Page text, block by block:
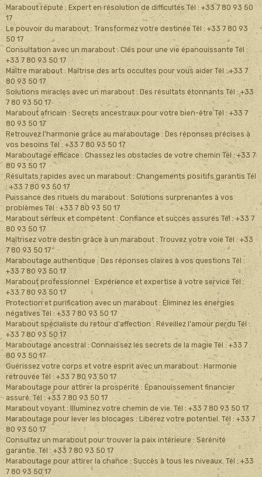
Marabout réputé : Expert en résolution de difficultés Tél : +33 7 80 93 50
17
Le pouvoir du marabout : Transformez votre destinée Tél : +33 7 80 93
50 17
Consultation avec un marabout : Clés pour une vie épanouissante Tél :
+33 7 80 93 50 17
Maître marabout : Maîtrise des arts occultes pour vous aider Tél : +33 7
80 93 50 17
Solutions miracles avec un marabout : Des résultats étonnants Tél : +33
7 80 93 50 17
Marabout africain : Secrets ancestraux pour votre bien-être Tél : +33 7
80 93 50 17
Retrouvez l'harmonie grâce au maraboutage : Des réponses précises à
vos besoins Tél : +33 7 80 93 50 17
Maraboutage efficace : Chassez les obstacles de votre chemin Tél : +33 7
80 93 50 17
Résultats rapides avec un marabout : Changements positifs garantis Tél
: +33 7 80 93 50 17
Puissance des rituels du marabout : Solutions surprenantes à vos
problèmes Tél : +33 7 80 93 50 17
Marabout sérieux et compétent : Confiance et succès assurés Tél : +33 7
80 93 50 17
Maîtrisez votre destin grâce à un marabout : Trouvez votre voie Tél : +33
7 80 93 50 17
Maraboutage authentique : Des réponses claires à vos questions Tél :
+33 7 80 93 50 17
Marabout professionnel : Expérience et expertise à votre service Tél :
+33 7 80 93 50 17
Protection et purification avec un marabout : Éliminez les énergies
négatives Tél : +33 7 80 93 50 17
Marabout spécialiste du retour d'affection : Réveillez l'amour perdu Tél :
+33 7 80 93 50 17
Maraboutage ancestral : Connaissez les secrets de la magie Tél : +33 7
80 93 50 17
Guérissez votre corps et votre esprit avec un marabout : Harmonie
retrouvée Tél : +33 7 80 93 50 17
Maraboutage pour attirer la prospérité : Épanouissement financier
assuré. Tél : +33 7 80 93 50 17
Marabout voyant : Illuminez votre chemin de vie. Tél : +33 7 80 93 50 17
Maraboutage pour lever les blocages : Libérez votre potentiel. Tél : +33 7
80 93 50 17
Consultez un marabout pour trouver la paix intérieure : Sérénité
garantie. Tél : +33 7 80 93 50 17
Maraboutage pour attirer la chance : Succès à tous les niveaux. Tél : +33
7 80 93 50 17